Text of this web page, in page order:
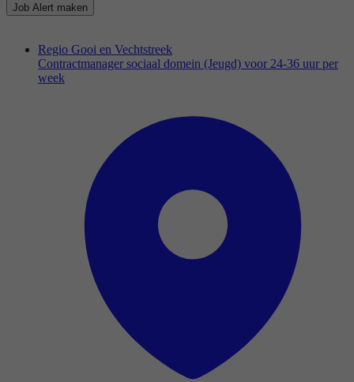
Job Alert maken
Regio Gooi en Vechtstreek
Contractmanager sociaal domein (Jeugd) voor 24-36 uur per
week